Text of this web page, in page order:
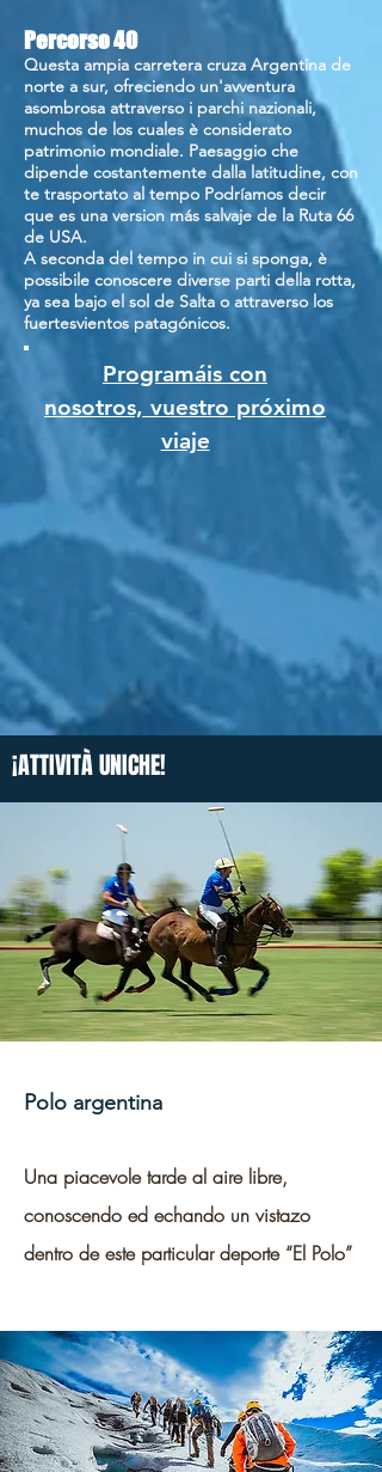
Percorso 40
Questa ampia carretera cruza Argentina de
norte a sur, ofreciendo un'avventura
asombrosa attraverso i parchi nazionali,
muchos de los cuales è considerato
patrimonio mondiale. Paesaggio che
dipende costantemente dalla latitudine, con
te trasportato al tempo Podríamos decir
que es una version más salvaje de la Ruta 66
de USA.
A seconda del tempo in cui si sponga, è
possibile conoscere diverse parti della rotta,
ya sea bajo el sol de Salta o attraverso los
fuertesvientos patagónicos.
Programáis con
nosotros, vuestro próximo
viaje
¡ATTIVITÀ UNICHE!
Polo argentina
Una piacevole tarde al aire libre,
conoscendo ed echando un vistazo
dentro de este particular deporte “El Polo”